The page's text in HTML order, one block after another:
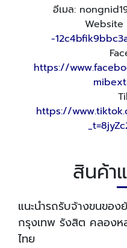
อีเมล:
Website
-
https://
https://
สินค้า
แนะนำรถรับจ้างขนขอ
กรุงเทพ รังสิต คลอง
ไทย